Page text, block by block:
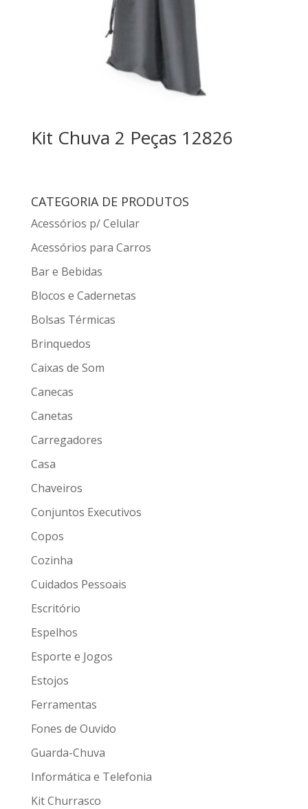
Kit Chuva 2 Peças 12826
CATEGORIA DE PRODUTOS
Acessórios p/ Celular
Acessórios para Carros
Bar e Bebidas
Blocos e Cadernetas
Bolsas Térmicas
Brinquedos
Caixas de Som
Canecas
Canetas
Carregadores
Casa
Chaveiros
Conjuntos Executivos
Copos
Cozinha
Cuidados Pessoais
Escritório
Espelhos
Esporte e Jogos
Estojos
Ferramentas
Fones de Ouvido
Guarda-Chuva
Informática e Telefonia
Kit Churrasco